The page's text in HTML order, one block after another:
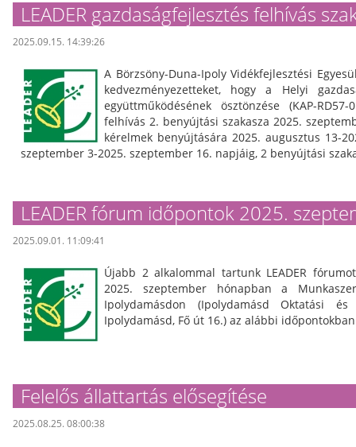
LEADER gazdaságfejlesztés felhívás
2025.09.15. 14:39:26
A Börzsöny-Duna-Ipoly Vidékfejlesztési
kedvezményezetteket, hogy a Helyi
együttműködésének ösztönzése (KAP-
felhívás 2. benyújtási szakasza 2025.
kérelmek benyújtására 2025. augusztus 13-
szeptember 3-2025. szeptember 16. napjáig, 2 benyújtási
LEADER fórum időpontok 2025.
2025.09.01. 11:09:41
Újabb 2 alkalommal tartunk LEADER
2025. szeptember hónapban a
Ipolydamásdon (Ipolydamásd Oktatási
Ipolydamásd, Fő út 16.) az alábbi
Felelős állattartás elősegítése
2025.08.25. 08:00:38